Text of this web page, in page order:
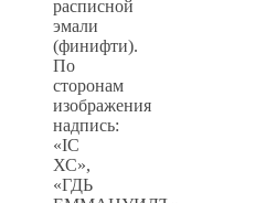
расписной
эмали
(финифти).
По
сторонам
изображения
надпись:
«IС
ХС»,
«ГДЬ